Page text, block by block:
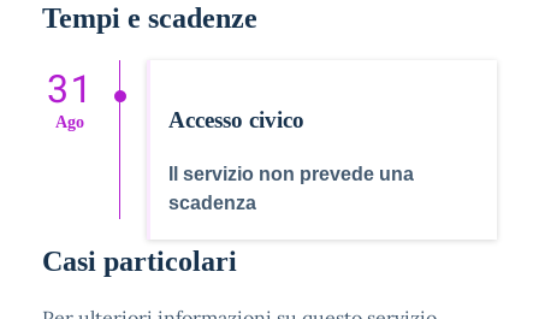
Tempi e scadenze
Accesso civico
Il servizio non prevede una
scadenza
31
Ago
Casi particolari